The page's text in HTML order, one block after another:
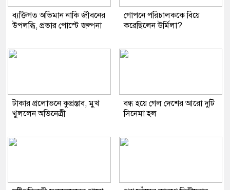
ব্যক্তিগত অভিমান নাকি জীবনের
উপলব্ধি, প্রভার পোস্টে জল্পনা
গোপনে পরিচালককে বিয়ে
করেছিলেন উর্মিলা?
টাকার প্রলোভনে কুপ্রস্তাব, মুখ
খুললেন অভিনেত্রী
বন্ধ হয়ে গেল দেশের আরো দুটি
সিনেমা হল